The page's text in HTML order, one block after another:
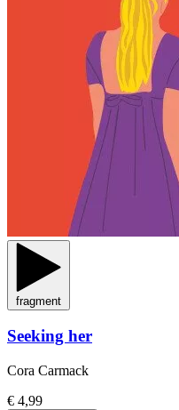
fragment
Seeking her
Cora Carmack
€ 4,99